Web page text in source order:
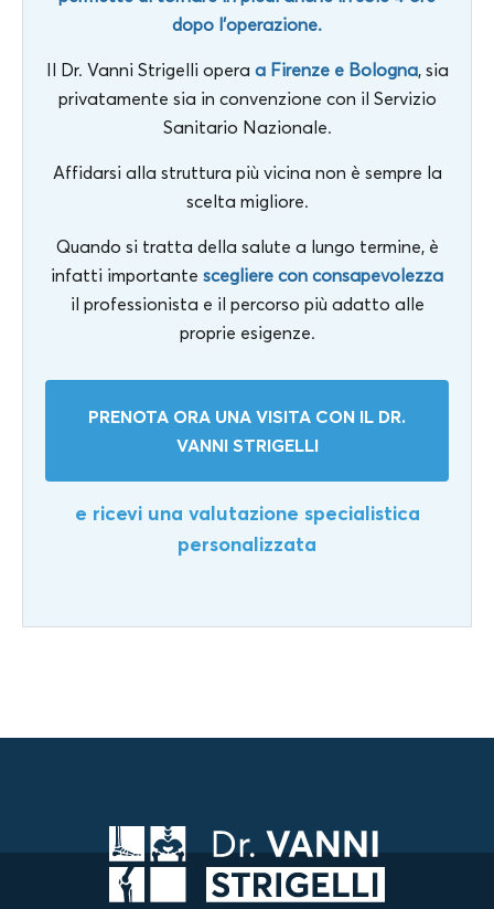
dopo l’operazione.
Il Dr. Vanni Strigelli opera a Firenze e Bologna, sia
privatamente sia in convenzione con il Servizio
Sanitario Nazionale.
Affidarsi alla struttura più vicina non è sempre la
scelta migliore.
Quando si tratta della salute a lungo termine, è
infatti importante scegliere con consapevolezza
il professionista e il percorso più adatto alle
proprie esigenze.
PRENOTA ORA UNA VISITA CON IL DR.
VANNI STRIGELLI
e ricevi una valutazione specialistica
personalizzata